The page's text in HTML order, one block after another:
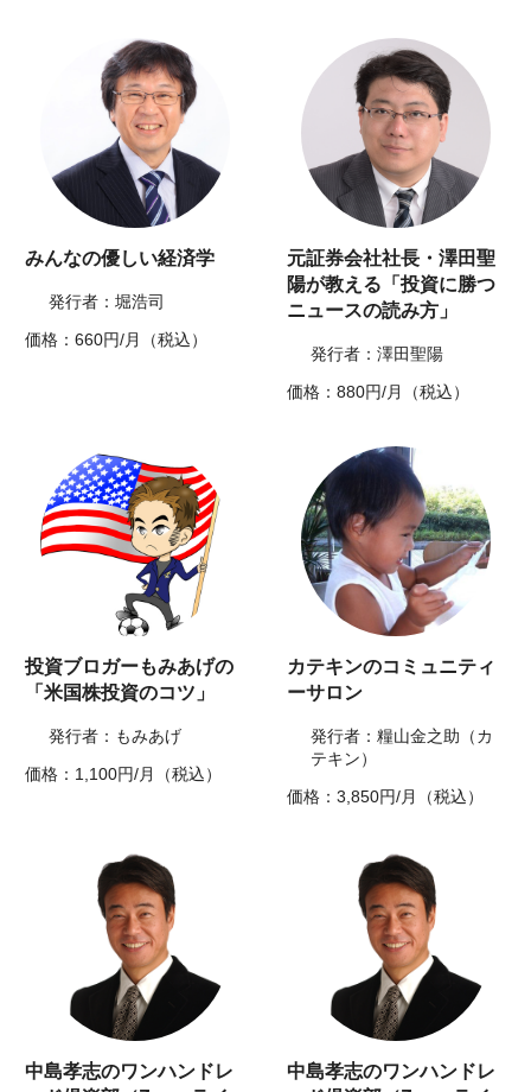
みんなの優しい経済学
発行者：堀浩司
価格：660円/月（税込）
元証券会社社長・澤田聖
陽が教える「投資に勝つ
ニュースの読み方」
発行者：澤田聖陽
価格：880円/月（税込）
投資ブロガーもみあげの
「米国株投資のコツ」
発行者：もみあげ
価格：1,100円/月（税込）
カテキンのコミュニティ
ーサロン
発行者：糧山金之助（カ
テキン）
価格：3,850円/月（税込）
中島孝志のワンハンドレ
中島孝志のワンハンドレ